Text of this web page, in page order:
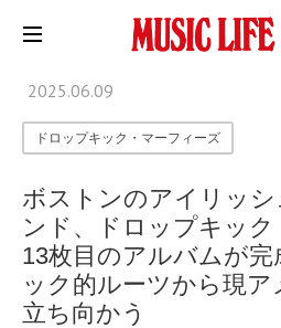
2025.06.09
ドロップキック・マーフィーズ
ボストンのアイリッ
ンド、ドロップキッ
13枚目のアルバムが完
ック的ルーツから現ア
立ち向かう